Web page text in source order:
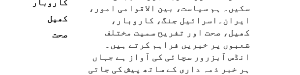
سکیں۔ ہم سیاست، بین الاقوامی امور،
ایران۔اسرائیل جنگ، کاروبار،
کھیل، صحت اور تفریح سمیت مختلف
شعبوں پر خبریں فراہم کرتے ہیں۔
انڈس آبزرور سچائی کی آواز ہے جہاں
ہر خبر ذمہ داری کے ساتھ پیش کی جاتی
کھیل
صحت